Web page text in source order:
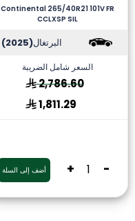
Continental 265/40R21 101V FR
CCLXSP SIL
البرتغال(2025)
السعر شامل الضريبة
2,786.60
1,811.29
-
+ أضف إلى السلة